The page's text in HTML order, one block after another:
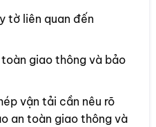
tờ liên quan đến
giao thông và bảo
vận tải cần nêu rõ
an toàn giao thông và